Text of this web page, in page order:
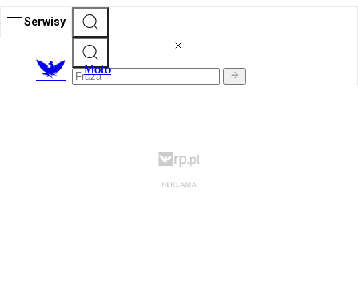
Serwisy
Moto